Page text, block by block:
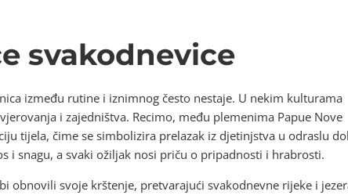
svakodnevice
između rutine i iznimnog često nestaje. U nekim kulturama
i zajedništva. Recimo, među plemenima Papue Nove
tijela, čime se simbolizira prelazak iz djetinjstva u odraslu
i snagu, a svaki ožiljak nosi priču o pripadnosti i hrabrosti.
obnovili svoje krštenje, pretvarajući svakodnevne rijeke i